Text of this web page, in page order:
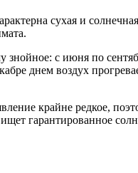
сухая и солнечная
с июня по
днем воздух
крайне редкое,
гарантированное